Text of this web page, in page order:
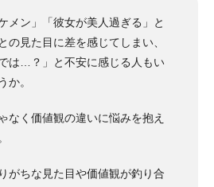
メン」「彼女が美人過ぎる」と
の見た目に差を感じてしまい、
は…？」と不安に感じる人もい
か。
なく価値観の違いに悩みを抱え
がちな見た目や価値観が釣り合